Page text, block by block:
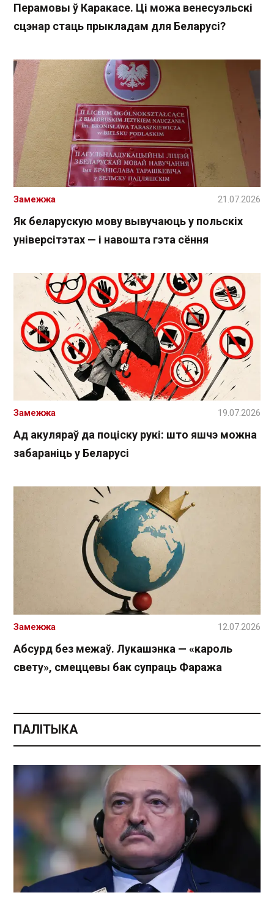
Перамовы ў Каракасе. Ці можа венесуэльскі
сцэнар стаць прыкладам для Беларусі?
Як беларускую мову вывучаюць у польскіх
універсітэтах — і навошта гэта сёння
Замежжа 21.07.2026
Ад акуляраў да поціску рукі: што яшчэ можна
забараніць у Беларусі
Замежжа 19.07.2026
Абсурд без межаў. Лукашэнка — «кароль
свету», смеццевы бак супраць Фаража
Замежжа 12.07.2026
ПАЛІТЫКА